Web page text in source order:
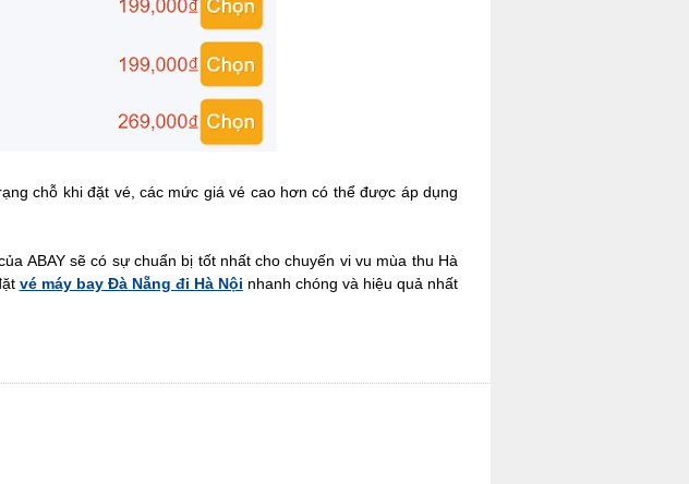
chỗ khi đặt vé, các mức giá vé cao hơn có thể được áp dụng
ABAY sẽ có sự chuẩn bị tốt nhất cho chuyến vi vu mùa thu Hà
vé máy bay Đà Nẵng đi Hà Nội nhanh chóng và hiệu quả nhất